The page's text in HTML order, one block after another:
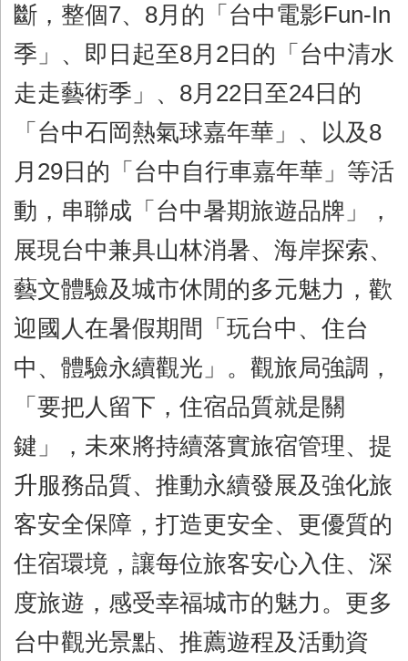
斷，整個7、8月的「台中電影Fun-In
季」、即日起至8月2日的「台中清水
走走藝術季」、8月22日至24日的
「台中石岡熱氣球嘉年華」、以及8
月29日的「台中自行車嘉年華」等活
動，串聯成「台中暑期旅遊品牌」，
展現台中兼具山林消暑、海岸探索、
藝文體驗及城市休閒的多元魅力，歡
迎國人在暑假期間「玩台中、住台
中、體驗永續觀光」。觀旅局強調，
「要把人留下，住宿品質就是關
鍵」，未來將持續落實旅宿管理、提
升服務品質、推動永續發展及強化旅
客安全保障，打造更安全、更優質的
住宿環境，讓每位旅客安心入住、深
度旅遊，感受幸福城市的魅力。更多
台中觀光景點、推薦遊程及活動資